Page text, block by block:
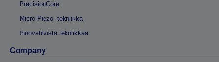
PrecisionCore
Micro Piezo -tekniikka
Innovatiivista tekniikkaa
Company